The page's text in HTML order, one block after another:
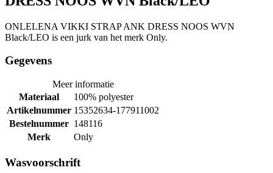
ONLELENA VIKKI STRAP ANK DRESS NOOS WVN
Black/LEO is een jurk van het merk Only.
Gegevens
Meer informatie
Materiaal
100% polyester
Artikelnummer 15352634-177911002
Bestelnummer 148116
Merk
Only
Wasvoorschrift